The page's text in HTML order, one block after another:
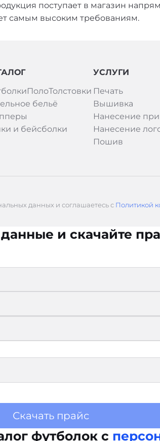
поступает в магазин
самым высоким требованиям.
ПолоТолстовки
бельё
и бейсболки
УСЛУГИ
Печать
Вышивка
Нанесение
Нанесение
Пошив
данных и соглашаетесь с Политикой
и скачайте
Скачать прайс
футболок с